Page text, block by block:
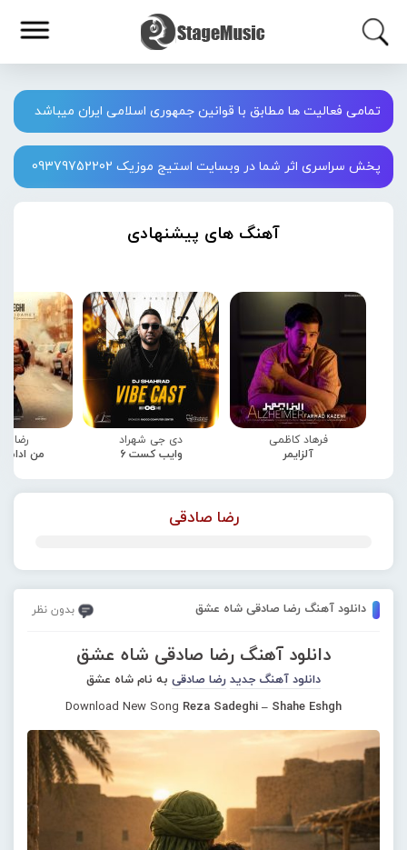
تمامی فعالیت ها مطابق با قوانین جمهوری اسلامی ایران میباشد
پخش سراسری اثر شما در وبسایت استیج موزیک 09379752202
آهنگ های پیشنهادی
فرهاد کاظمی
آلزایمر
دی جی شهراد
وایب کست 6
رضا
من
رضا صادقی
دانلود آهنگ رضا صادقی شاه عشق بدون نظر
دانلود آهنگ رضا صادقی شاه عشق
دانلود آهنگ جدید رضا صادقی به نام شاه عشق
Download New Song Reza Sadeghi – Shahe Eshgh